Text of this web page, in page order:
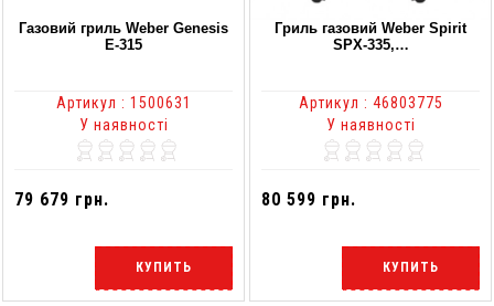
Газовий гриль Weber Genesis
E-315
Артикул : 1500631
У наявності
79 679 грн.
КУПИТЬ
Гриль газовий Weber Spirit
SPX-335,…
Артикул : 46803775
У наявності
80 599 грн.
КУПИТЬ